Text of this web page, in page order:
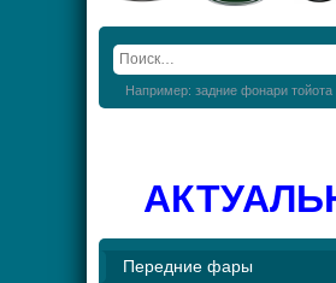
Например: задние фонари тойота
Передние фары